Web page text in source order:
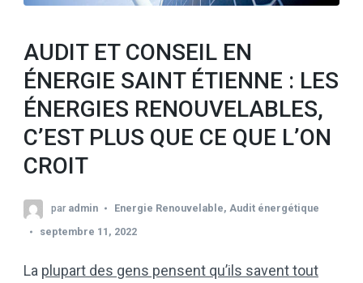
AUDIT ET CONSEIL EN
ÉNERGIE SAINT ÉTIENNE : LES
ÉNERGIES RENOUVELABLES,
C’EST PLUS QUE CE QUE L’ON
CROIT
par admin Energie Renouvelable, Audit énergétique
septembre 11, 2022
La plupart des gens pensent qu’ils savent tout